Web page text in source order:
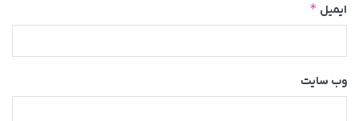
ایمیل *
وب‌ سایت